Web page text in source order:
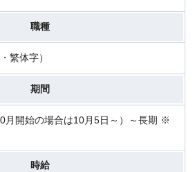
職種
繁体字）
期間
月開始の場合は10月5日～）～長期 ※
時給